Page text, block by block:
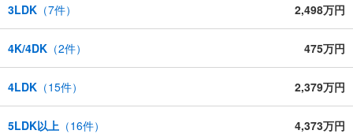
3LDK （7件） 2,498万円
4K/4DK （2件） 475万円
4LDK （15件） 2,379万円
5LDK以上 （16件） 4,373万円